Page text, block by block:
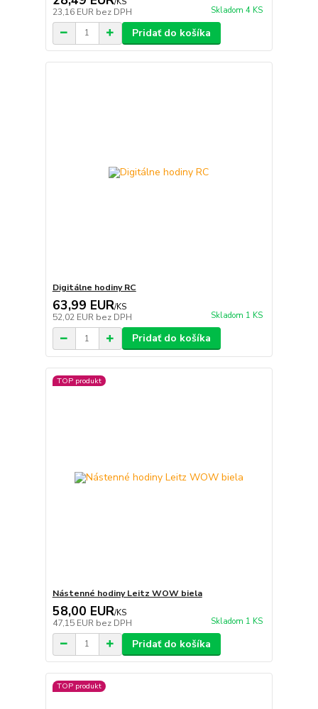
23,16 EUR bez DPH Skladom 4 KS
Pridať do košíka
Digitálne hodiny RC
63,99 EUR/KS
52,02 EUR bez DPH Skladom 1 KS
Pridať do košíka
TOP produkt
Nástenné hodiny Leitz WOW biela
58,00 EUR/KS
47,15 EUR bez DPH Skladom 1 KS
Pridať do košíka
TOP produkt